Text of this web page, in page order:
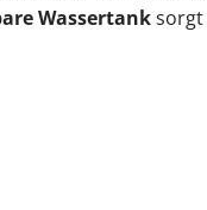
Wassertanksorgt